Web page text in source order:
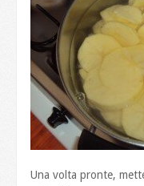
Una volta pronte,